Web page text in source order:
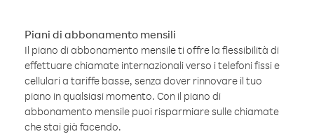
Piani di abbonamento mensili
Il piano di abbonamento mensile ti offre la flessibilità di
effettuare chiamate internazionali verso i telefoni fissi e
cellulari a tariffe basse, senza dover rinnovare il tuo
piano in qualsiasi momento. Con il piano di
abbonamento mensile puoi risparmiare sulle chiamate
che stai già facendo.